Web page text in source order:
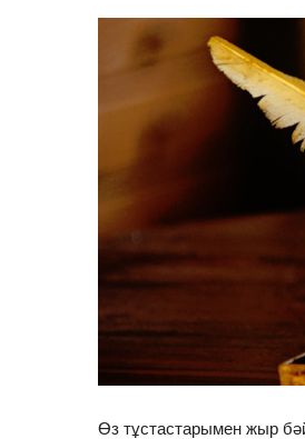
Өз тұстастарымен жыр